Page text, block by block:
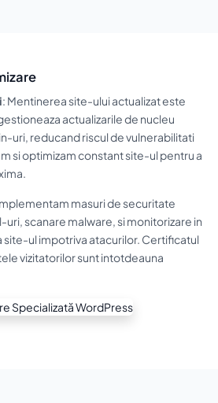
: Mentinerea site-ului actualizat este
actualizarile de nucleu
uri, reducand riscul de vulnerabilitati
si optimizam constant site-ul pentru a
masuri de securitate
scanare malware, si monitorizare in
site-ul impotriva atacurilor. Certificatul
vizitatorilor sunt intotdeauna